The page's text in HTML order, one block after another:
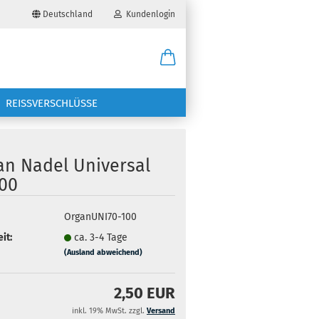
Deutschland Kundenlogin
vergessen?
REISSVERSCHLÜSSE
Nadel Universal
OrganUNI70-100
ca. 3-4 Tage
(Ausland abweichend)
2,50 EUR
inkl. 19% MwSt. zzgl. Versand